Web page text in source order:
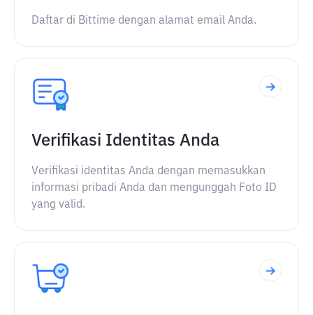
Daftar di Bittime dengan alamat email Anda.
Verifikasi Identitas Anda
Verifikasi identitas Anda dengan memasukkan
informasi pribadi Anda dan mengunggah Foto ID
yang valid.